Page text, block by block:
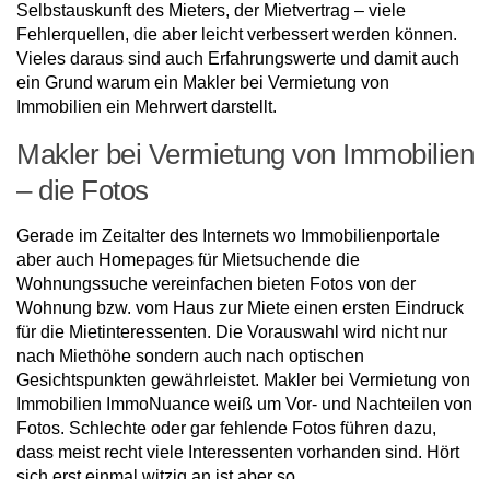
Selbstauskunft des Mieters, der Mietvertrag – viele
Fehlerquellen, die aber leicht verbessert werden können.
Vieles daraus sind auch Erfahrungswerte und damit auch
ein Grund warum ein Makler bei Vermietung von
Immobilien ein Mehrwert darstellt.
Makler bei Vermietung von Immobilien
– die Fotos
Gerade im Zeitalter des Internets wo Immobilienportale
aber auch Homepages für Mietsuchende die
Wohnungssuche vereinfachen bieten Fotos von der
Wohnung bzw. vom Haus zur Miete einen ersten Eindruck
für die Mietinteressenten. Die Vorauswahl wird nicht nur
nach Miethöhe sondern auch nach optischen
Gesichtspunkten gewährleistet. Makler bei Vermietung von
Immobilien ImmoNuance weiß um Vor- und Nachteilen von
Fotos. Schlechte oder gar fehlende Fotos führen dazu,
dass meist recht viele Interessenten vorhanden sind. Hört